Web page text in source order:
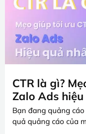
CTR là gì?
Zalo Ads
Bạn đang quảng
quả quảng cáo của